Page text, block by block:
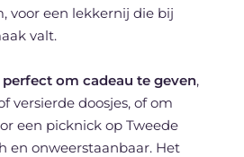
voor een lekkernij die bij
valt.
perfect om cadeau te geven,
versierde doosjes, of om
een picknick op Tweede
en onweerstaanbaar. Het